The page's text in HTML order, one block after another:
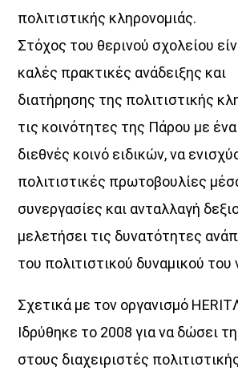
πολιτιστικής κληρονομιάς.
Στόχος του θερινού σχολείου
καλές πρακτικές ανάδειξης και
διατήρησης της πολιτιστικής
τις κοινότητες της Πάρου με ένα
διεθνές κοινό ειδικών, να
πολιτιστικές πρωτοβουλίες
συνεργασίες και ανταλλαγή
μελετήσει τις δυνατότητες
του πολιτιστικού δυναμικού του
Σχετικά με τον οργανισμό
Ιδρύθηκε το 2008 για να δώσει
στους διαχειριστές